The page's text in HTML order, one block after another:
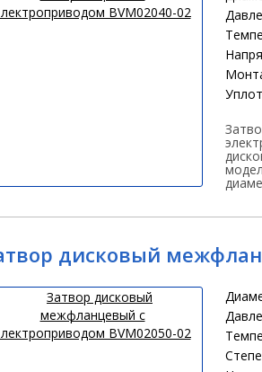
дисковый